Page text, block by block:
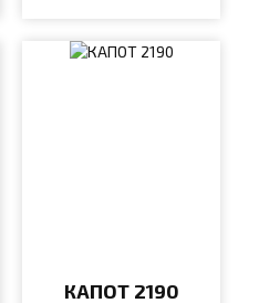
КАПОТ 2190